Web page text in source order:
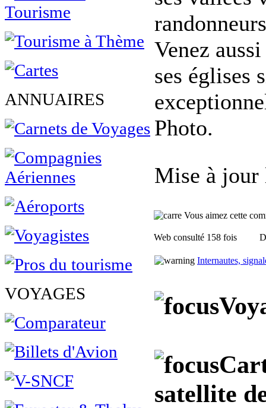
ANNUAIRES
VOYAGES
Venez
ses églises
Photo.
Mise à jour
Vous aimez cette
Web consulté 158 fois
Internautes,
satellite